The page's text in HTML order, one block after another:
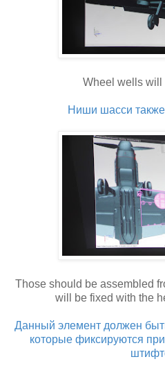
Wheel wells will
Ниши шасси
Those should be assembled
will be fixed with the
Данный элемент должен
которые фиксируются